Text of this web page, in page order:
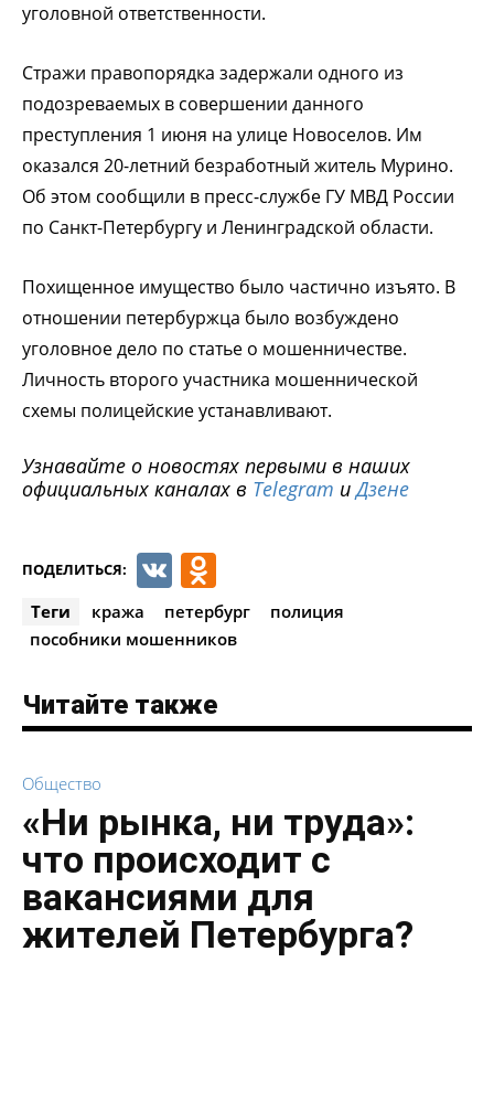
уголовной ответственности.
Стражи правопорядка задержали одного из
подозреваемых в совершении данного
преступления 1 июня на улице Новоселов. Им
оказался 20-летний безработный житель Мурино.
Об этом сообщили в пресс-службе ГУ МВД России
по Санкт-Петербургу и Ленинградской области.
Похищенное имущество было частично изъято. В
отношении петербуржца было возбуждено
уголовное дело по статье о мошенничестве.
Личность второго участника мошеннической
схемы полицейские устанавливают.
Узнавайте о новостях первыми в наших
официальных каналах в Telegram иДзене
ПОДЕЛИТЬСЯ: VK
Теги кража петербург
полиция
пособники мошенников
Читайте также
Общество
«Ни рынка, ни труда»:
что происходит с
вакансиями для
жителей Петербурга?